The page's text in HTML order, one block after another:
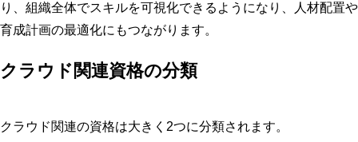
まとめ
り、組織全体でスキルを可視化できるようになり、人材配置や
育成計画の最適化にもつながります。
クラウド関連資格の分類
クラウド関連の資格は大きく2つに分類されます。